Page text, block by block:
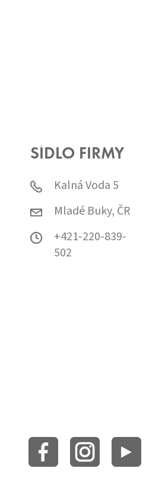
SÍDLO FIRMY
Kalná Voda 5
Mladé Buky, ČR
+421-220-839-
502